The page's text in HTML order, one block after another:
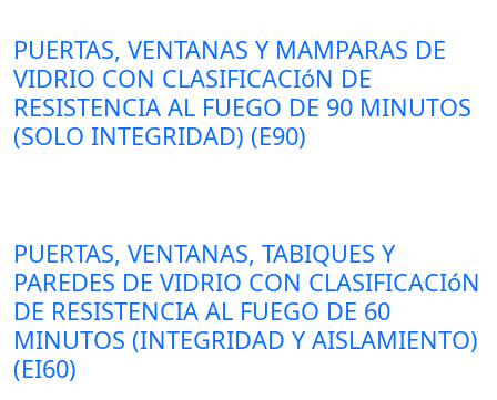
PUERTAS, VENTANAS Y MAMPARAS DE
VIDRIO CON CLASIFICACIóN DE
RESISTENCIA AL FUEGO DE 90 MINUTOS
(SOLO INTEGRIDAD) (E90)
PUERTAS, VENTANAS, TABIQUES Y
PAREDES DE VIDRIO CON CLASIFICACIóN
DE RESISTENCIA AL FUEGO DE 60
MINUTOS (INTEGRIDAD Y AISLAMIENTO)
(EI60)